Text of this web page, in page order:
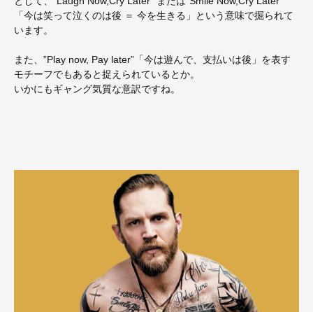
「今は笑って泣くのは後 ＝ 今を生きる」という意味で掘られて
います。
また、”Play now, Pay later”「今は遊んで、支払いは後」を表す
モチーフでもあると捉えられているとか。
いかにもギャング気質な意訳ですね。